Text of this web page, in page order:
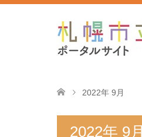
2022年 9月
2022年 9月